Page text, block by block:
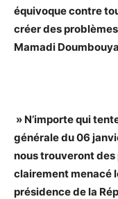
équivoque contre
créer des
Mamadi
» N’importe qui
générale du 06
nous trouveront des
clairement menacé
présidence de la